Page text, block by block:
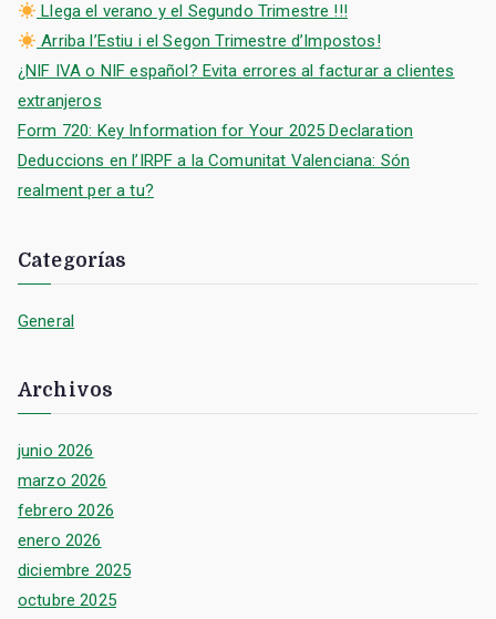
Llega el verano y el Segundo Trimestre !!!
Arriba l’Estiu i el Segon Trimestre d’Impostos!
¿NIF IVA o NIF español? Evita errores al facturar a clientes
extranjeros
Form 720: Key Information for Your 2025 Declaration
Deduccions en l’IRPF a la Comunitat Valenciana: Són
realment per a tu?
Categorías
General
Archivos
junio 2026
marzo 2026
febrero 2026
enero 2026
diciembre 2025
octubre 2025